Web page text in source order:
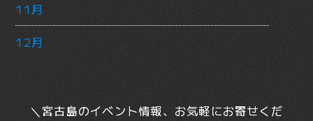
11月
12月
＼宮古島のイベント情報、お気軽にお寄せくだ